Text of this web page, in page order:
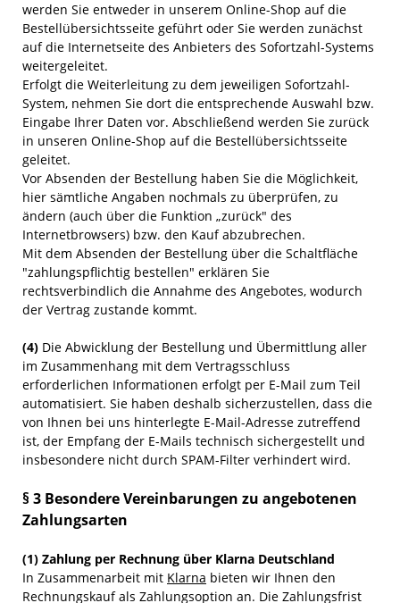
werden Sie entweder in unserem Online-Shop auf die
Bestellübersichtsseite geführt oder Sie werden zunächst
auf die Internetseite des Anbieters des Sofortzahl-Systems
weitergeleitet.
Erfolgt die Weiterleitung zu dem jeweiligen Sofortzahl-
System, nehmen Sie dort die entsprechende Auswahl bzw.
Eingabe Ihrer Daten vor. Abschließend werden Sie zurück
in unseren Online-Shop auf die Bestellübersichtsseite
geleitet.
Vor Absenden der Bestellung haben Sie die Möglichkeit,
hier sämtliche Angaben nochmals zu überprüfen, zu
ändern (auch über die Funktion „zurück" des
Internetbrowsers) bzw. den Kauf abzubrechen.
Mit dem Absenden der Bestellung über die Schaltfläche
"zahlungspflichtig bestellen" erklären Sie
rechtsverbindlich die Annahme des Angebotes, wodurch
der Vertrag zustande kommt.
(4) Die Abwicklung der Bestellung und Übermittlung aller
im Zusammenhang mit dem Vertragsschluss
erforderlichen Informationen erfolgt per E-Mail zum Teil
automatisiert. Sie haben deshalb sicherzustellen, dass die
von Ihnen bei uns hinterlegte E-Mail-Adresse zutreffend
ist, der Empfang der E-Mails technisch sichergestellt und
insbesondere nicht durch SPAM-Filter verhindert wird.
§ 3 Besondere Vereinbarungen zu angebotenen
Zahlungsarten
(1) Zahlung per Rechnung über Klarna Deutschland
​In Zusammenarbeit mit Klarna bieten wir Ihnen den
Rechnungskauf als Zahlungsoption an. Die Zahlungsfrist